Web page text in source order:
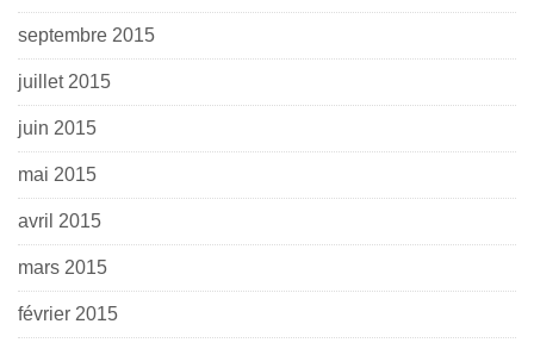
septembre 2015
juillet 2015
juin 2015
mai 2015
avril 2015
mars 2015
février 2015